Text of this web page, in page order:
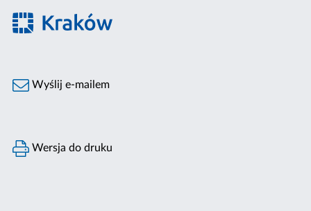
Wyślij e-mailem
Wersja do druku